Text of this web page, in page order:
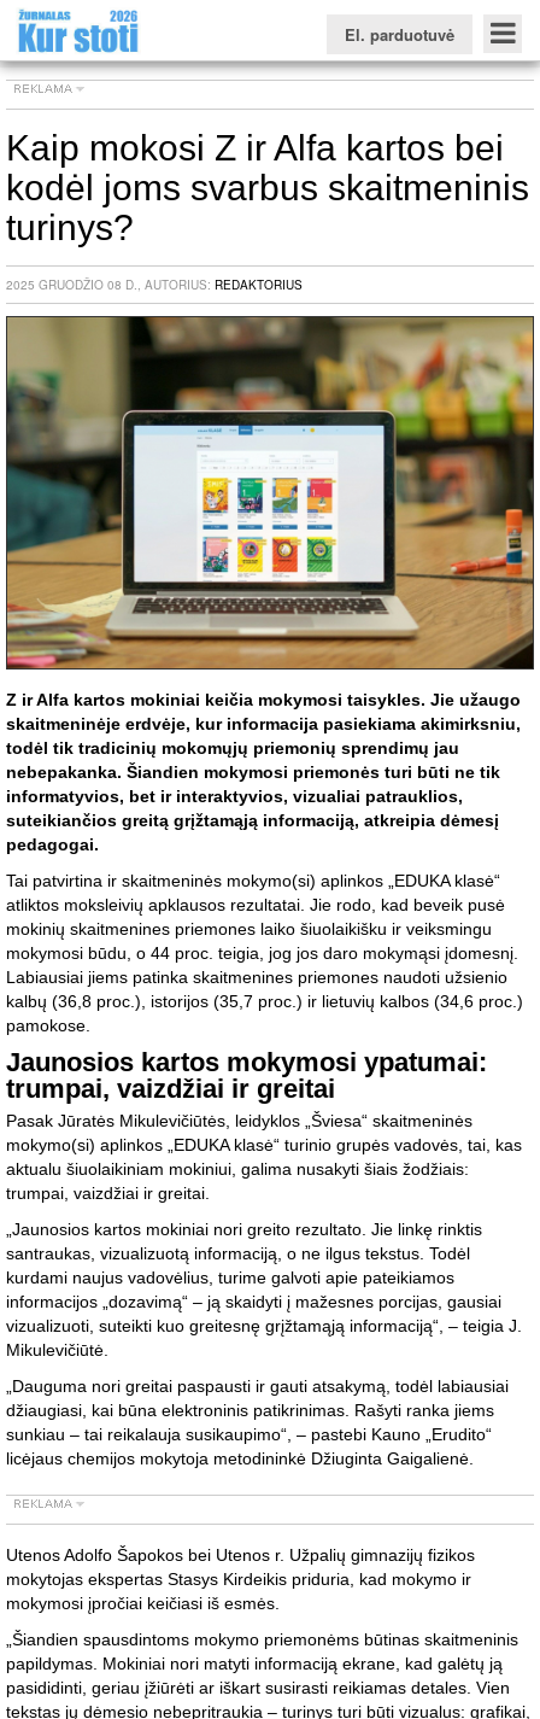
El. parduotuvė
Konkursinio balo skaičiuoklė Žurnalas KUR STOTI Žurnalas KUO BŪTI
FORUMAS Naujienos
Universitetų sritis
Kolegijų sritis
Profesinių mokyklų sritis
Kaip mokosi Z ir Alfa kartos bei
kodėl joms svarbus skaitmeninis
turinys?
2025 GRUODŽIO 08 D., AUTORIUS: REDAKTORIUS
Z ir Alfa kartos mokiniai keičia mokymosi taisykles. Jie užaugo
skaitmeninėje erdvėje, kur informacija pasiekiama akimirksniu,
todėl tik tradicinių mokomųjų priemonių sprendimų jau
nebepakanka. Šiandien mokymosi priemonės turi būti ne tik
informatyvios, bet ir interaktyvios, vizualiai patrauklios,
suteikiančios greitą grįžtamąją informaciją, atkreipia dėmesį
pedagogai.
Tai patvirtina ir skaitmeninės mokymo(si) aplinkos „EDUKA klasė“
atliktos moksleivių apklausos rezultatai. Jie rodo, kad beveik pusė
mokinių skaitmenines priemones laiko šiuolaikišku ir veiksmingu
mokymosi būdu, o 44 proc. teigia, jog jos daro mokymąsi įdomesnį.
Labiausiai jiems patinka skaitmenines priemones naudoti užsienio
kalbų (36,8 proc.), istorijos (35,7 proc.) ir lietuvių kalbos (34,6 proc.)
pamokose.
Jaunosios kartos mokymosi ypatumai:
trumpai, vaizdžiai ir greitai
Pasak Jūratės Mikulevičiūtės, leidyklos „Šviesa“ skaitmeninės
mokymo(si) aplinkos „EDUKA klasė“ turinio grupės vadovės, tai, kas
aktualu šiuolaikiniam mokiniui, galima nusakyti šiais žodžiais:
trumpai, vaizdžiai ir greitai.
„Jaunosios kartos mokiniai nori greito rezultato. Jie linkę rinktis
santraukas, vizualizuotą informaciją, o ne ilgus tekstus. Todėl
kurdami naujus vadovėlius, turime galvoti apie pateikiamos
informacijos „dozavimą“ – ją skaidyti į mažesnes porcijas, gausiai
vizualizuoti, suteikti kuo greitesnę grįžtamąją informaciją“, – teigia J.
Mikulevičiūtė.
„Dauguma nori greitai paspausti ir gauti atsakymą, todėl labiausiai
džiaugiasi, kai būna elektroninis patikrinimas. Rašyti ranka jiems
sunkiau – tai reikalauja susikaupimo“, – pastebi Kauno „Erudito“
licėjaus chemijos mokytoja metodininkė Džiuginta Gaigalienė.
Utenos Adolfo Šapokos bei Utenos r. Užpalių gimnazijų fizikos
mokytojas ekspertas Stasys Kirdeikis priduria, kad mokymo ir
mokymosi įpročiai keičiasi iš esmės.
„Šiandien spausdintoms mokymo priemonėms būtinas skaitmeninis
papildymas. Mokiniai nori matyti informaciją ekrane, kad galėtų ją
pasididinti, geriau įžiūrėti ar iškart susirasti reikiamas detales. Vien
tekstas jų dėmesio nebepritraukia – turinys turi būti vizualus: grafikai,